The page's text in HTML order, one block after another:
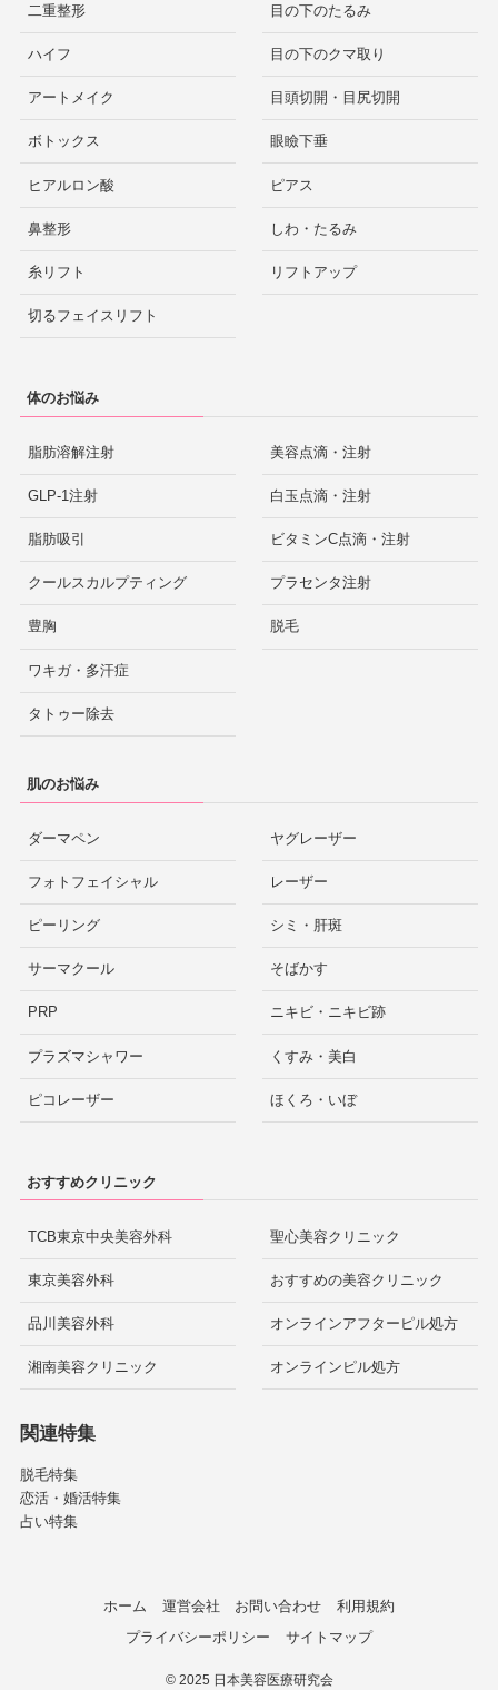
二重整形
ハイフ
アートメイク
ボトックス
ヒアルロン酸
鼻整形
糸リフト
切るフェイスリフト
目の下のたるみ
目の下のクマ取り
目頭切開・目尻切開
眼瞼下垂
ピアス
しわ・たるみ
リフトアップ
体のお悩み
脂肪溶解注射
GLP-1注射
脂肪吸引
クールスカルプティング
豊胸
ワキガ・多汗症
タトゥー除去
美容点滴・注射
白玉点滴・注射
ビタミンC点滴・注射
プラセンタ注射
脱毛
肌のお悩み
ダーマペン
フォトフェイシャル
ピーリング
サーマクール
PRP
プラズマシャワー
ピコレーザー
ヤグレーザー
レーザー
シミ・肝斑
そばかす
ニキビ・ニキビ跡
くすみ・美白
ほくろ・いぼ
おすすめクリニック
TCB東京中央美容外科
東京美容外科
品川美容外科
湘南美容クリニック
聖心美容クリニック
おすすめの美容クリニック
オンラインアフターピル処方
オンラインピル処方
関連特集
脱毛特集
恋活・婚活特集
占い特集
ホーム 運営会社 お問い合わせ
利用規約
プライバシーポリシー
サイトマップ
©2025 日本美容医療研究会